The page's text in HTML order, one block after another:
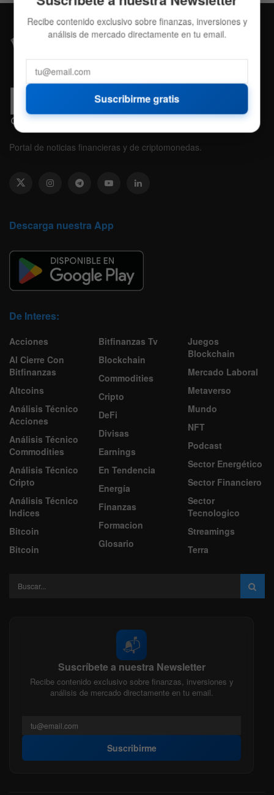
Portal de noticias financieras y de criptomonedas.
Descarga nuestra App
De Interes:
Acciones
Al Cierre Con
Bitfinanzas
Altcoins
Análisis Técnico
Acciones
Análisis Técnico
Commodities
Análisis Técnico
Cripto
Análisis Técnico
Indices
Bitcoin
Bitcoin
Bitfinanzas Tv
Blockchain
Commodities
Cripto
DeFi
Divisas
Earnings
En Tendencia
Energía
Finanzas
Formacion
Glosario
Juegos
Blockchain
Mercado Laboral
Metaverso
Mundo
NFT
Podcast
Sector Energético
Sector Financiero
Sector
Tecnologico
Streamings
Terra
📬
Suscríbete a nuestra Newsletter
Recibe contenido exclusivo sobre finanzas, inversiones y
análisis de mercado directamente en tu email.
Suscribirme
Recibe contenido exclusivo sobre finanzas, inversiones y
análisis de mercado directamente en tu email.
Suscribirme gratis